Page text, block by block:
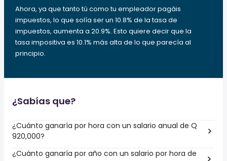
Ahora, ya que tanto tú como tu empleador pagáis
impuestos, lo que solía ser un 10.8% de la tasa de
impuestos, aumenta a 20.9%. Esto quiere decir que la
tasa impositiva es 10.1% más alta de lo que parecía al
principio.
¿Sabías que?
¿Cuánto ganaría por hora con un salario anual de Q
920,000?
¿Cuánto ganaría por año con un salario por hora de